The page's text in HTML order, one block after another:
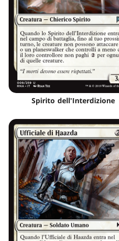
Spirito dell'Interdizione